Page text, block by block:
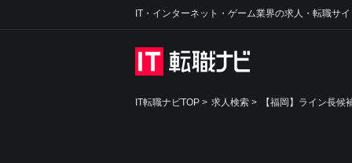
IT・インターネット・ゲーム業界の求人・転職サ
IT転職ナビTOP > 求人検索 > 【福岡】ライン長候